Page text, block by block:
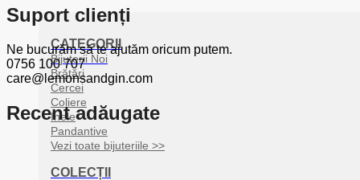
CATEGORII
Bijuterii Noi
Brățări
Cercei
Coliere
Inele
Pandantive
Vezi toate bijuteriile >>
COLECȚII
Suport clienți
Ne bucurăm să te ajutăm oricum putem.
0756 100 707
care@lemonsandgin.com
Recent adăugate